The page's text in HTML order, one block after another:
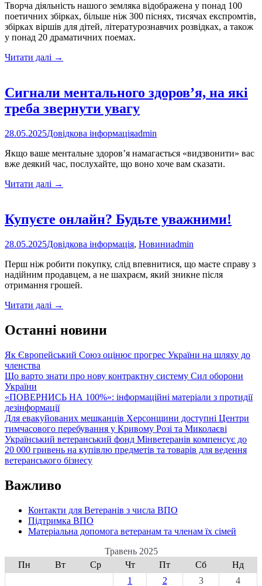
Творча діяльність нашого земляка відображена у понад 100
поетичних збірках, більше ніж 300 піснях, тисячах експромтів,
збірках віршів для дітей, літературознавчих розвідках, а також
у понад 20 драматичних поемах.
Читати далі Новокаховська
до
вшанування
Миколи
→
Сигнали ментального здоров’я, на які
треба звернути увагу
28.05.2025Довідкова інформаціяadmin
Якщо ваше ментальне здоров’я намагається «видзвонити» вас
вже деякий час, послухайте, що воно хоче вам сказати.
Читати далі Сигнали
які
звернути
→
Купуєте онлайн? Будьте уважними!
28.05.2025Довідкова інформація, Новиниadmin
Перш ніж робити покупку, слід впевнитися, що маєте справу з
надійним продавцем, а не шахраєм, який зникне після
отримання грошей.
Читати далі Купуєте
Будьте
уважними!
→
Останні новини
Як Європейський Союз оцінює прогрес України на шляху до
членства
Що варто знати про нову контрактну систему Сил оборони
України
«ПОВЕРНИСЬ НА 100%»: інформаційні матеріали з протидії
дезінформації
Для евакуйованих мешканців Херсонщини доступні Центри
тимчасового перебування у Кривому Розі та Миколаєві
Український ветеранський фонд Мінветеранів компенсує до
20 000 гривень на купівлю предметів та товарів для ведення
ветеранського бізнесу
Важливо
Контакти для Ветеранів з числа ВПО
Підтримка ВПО
Матеріальна допомога ветеранам та членам їх сімей
Травень 2025
Пн
Вт Ср Чт Пт Сб
Нд
1
2 3
4